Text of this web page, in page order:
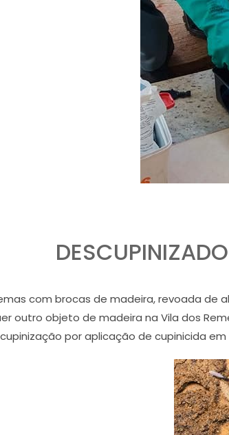
com brocas de madeira, revoada de
outro objeto de madeira na Vila dos
por aplicação de cupinicida